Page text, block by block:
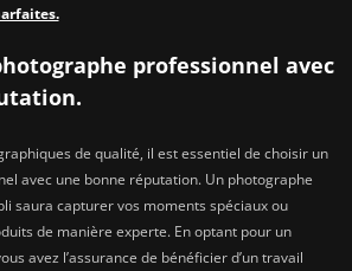
professionnel avec
de qualité, il est essentiel de choisir un
avec une bonne réputation. Un photographe
saura capturer vos moments spéciaux ou
de manière experte. En optant pour un
avez l’assurance de bénéficier d’un travail